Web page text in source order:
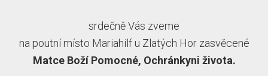
srdečně Vás zveme
na poutní místo Mariahilf u Zlatých Hor zasvěcené
Matce Boží Pomocné, Ochránkyni života.